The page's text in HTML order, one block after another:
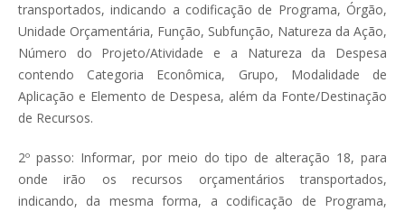
transportados, indicando a codificação de Programa, Órgão,
Unidade Orçamentária, Função, Subfunção, Natureza da Ação,
Número do Projeto/Atividade e a Natureza da Despesa
contendo Categoria Econômica, Grupo, Modalidade de
Aplicação e Elemento de Despesa, além da Fonte/Destinação
de Recursos.
2º passo: Informar, por meio do tipo de alteração 18, para
onde irão os recursos orçamentários transportados,
indicando, da mesma forma, a codificação de Programa,